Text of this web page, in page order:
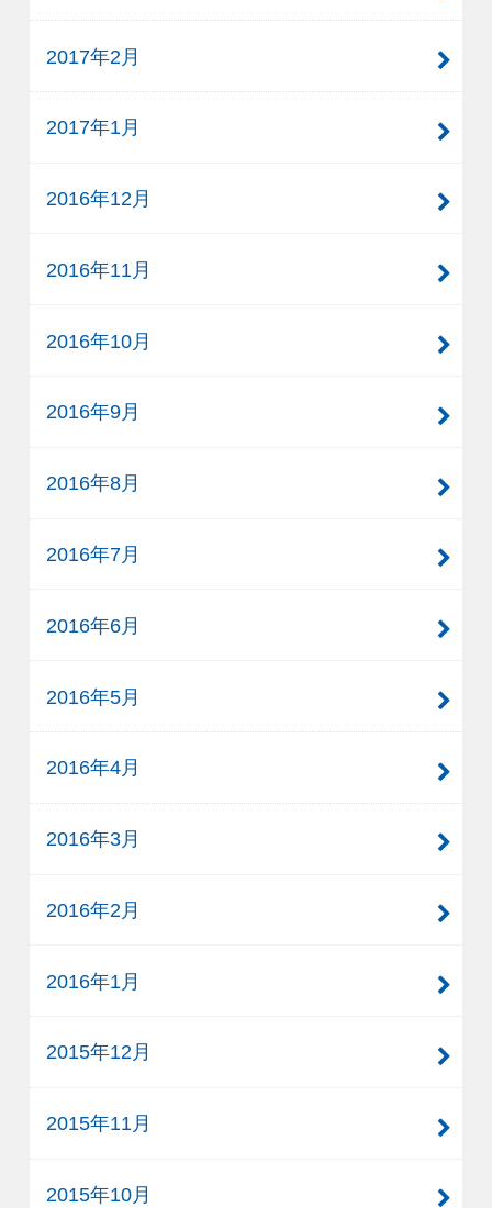
2017年2月
2017年1月
2016年12月
2016年11月
2016年10月
2016年9月
2016年8月
2016年7月
2016年6月
2016年5月
2016年4月
2016年3月
2016年2月
2016年1月
2015年12月
2015年11月
2015年10月